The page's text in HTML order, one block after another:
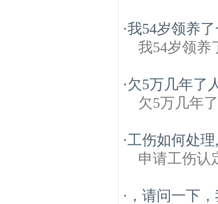
·我54岁领养
我54岁领养
·欠5万几年了
欠5万几年
·工伤如何处
申请工伤认
· ，请问一下